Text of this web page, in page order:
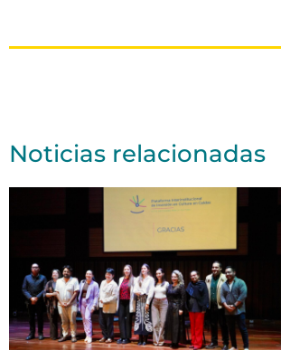
Noticias relacionadas